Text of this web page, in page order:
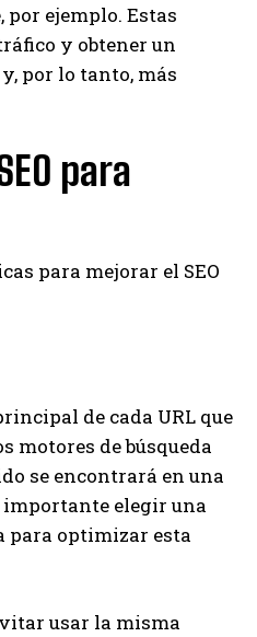
por ejemplo. Estas
y obtener un
por lo tanto, más
para
para mejorar el SEO
de cada URL que
motores de búsqueda
se encontrará en una
importante elegir una
para optimizar esta
usar la misma